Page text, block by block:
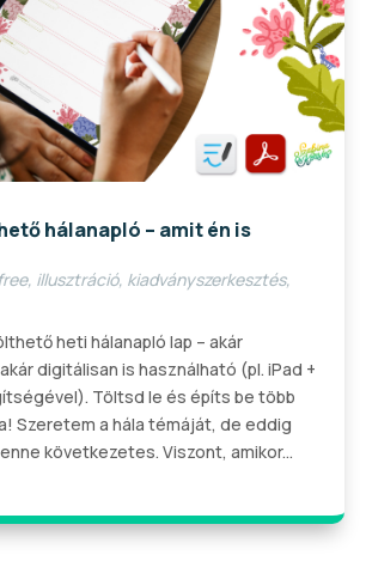
hálanapló – amit én is
free, illusztráció, kiadványszerkesztés,
heti hálanapló lap – akár
digitálisan is használható (pl. iPad +
Töltsd le és építs be több
Szeretem a hála témáját, de eddig
következetes. Viszont, amikor...